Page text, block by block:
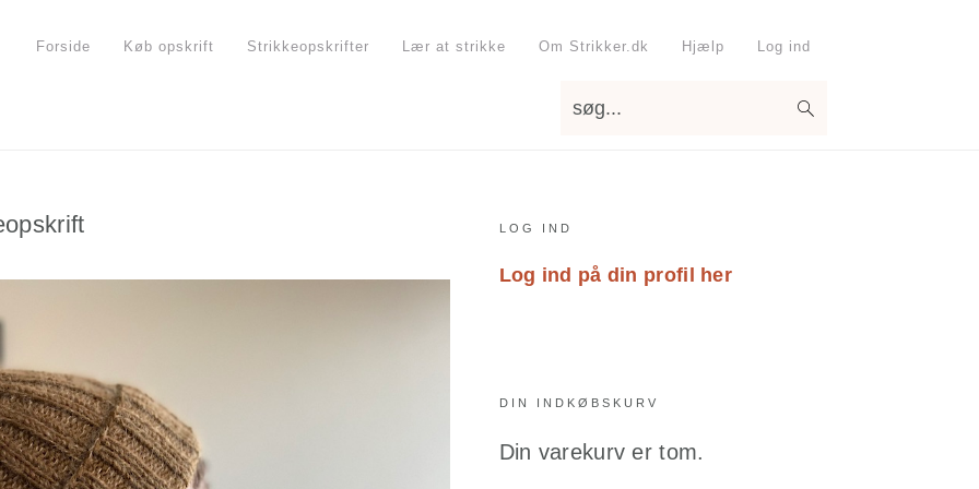
Forside Køb opskrift Strikkeopskrifter Lær at strikke Om Strikker.dk Hjælp Log ind
Primary
Sidebar
LOG IND
Log ind på din profil her
DIN INDKØBSKURV
Din varekurv er tom.